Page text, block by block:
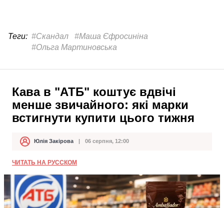
Теги: #Скандал
#Маша Єфросиніна
#Ольга Мартиновська